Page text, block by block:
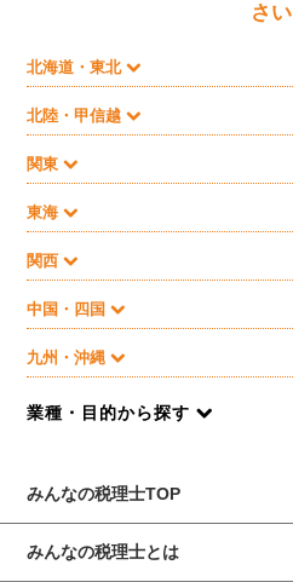
さい
北海道・東北
北陸・甲信越
関東
東海
関西
中国・四国
九州・沖縄
業種・目的から探す
みんなの税理士TOP
みんなの税理士とは